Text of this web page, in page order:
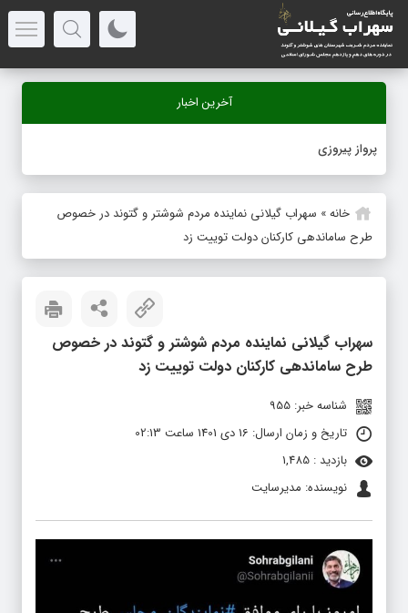
آخرین اخبار
-
خانه» سهراب گیلانی نماینده مردم شوشتر و گتوند در خصوص
طرح ساماندهی کارکنان دولت توییت زد
سهراب گیلانی نماینده مردم شوشتر و گتوند در خصوص
طرح ساماندهی کارکنان دولت توییت زد
شناسه خبر: 955
تاریخ و زمان ارسال: 16 دی 1401 ساعت 02:13
بازدید : 1,485
نویسنده: مدیرسایت